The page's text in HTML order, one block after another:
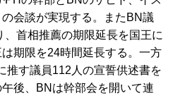
会談が実現する。また BN議
、首相推薦の期限延長を国王に
期限を24時間延長する。一方
推す議員112人の宣誓供述書を
後、
BN は幹部会を開いて連